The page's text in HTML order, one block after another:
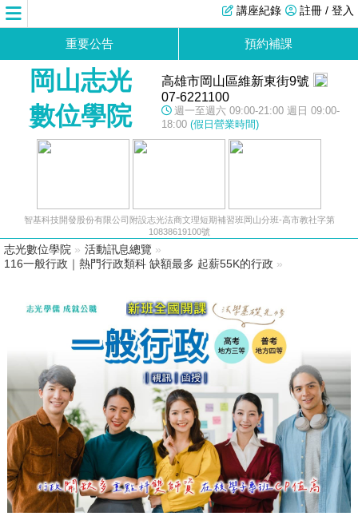
註冊 / 登入
講座紀錄
重要公告 預約補課
岡山志光
數位學院
高雄市岡山區維新東街9號
07-6221100
週一至週六 09:00-21:00 週日 09:00-
18:00 (假日營業時間)
智基科技開發股份有限公司附設志光法商文理短期補習班岡山分班-高市教社字第
10838619100號
志光數位學院 » 活動訊息總覽 »
116一般行政｜熱門行政類科 缺額最多 起薪55K的行政 »